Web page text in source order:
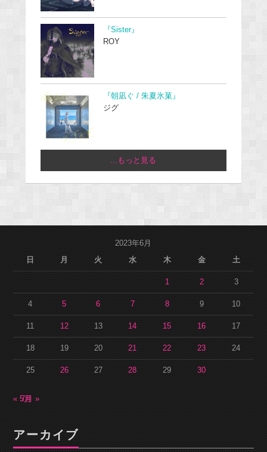
『Sister』
ROY
『朝凪ぐ / 朱夏氷菓』
ジグ
...もっと見る
2023年6月
日
月 火 水 木 金 土
1 2 3
4 5 6 7 8 9 10
11 12 13 14 15 16 17
18 19 20 21 22 23 24
25 26 27 28 29 30
« 5月7月 »
アーカイブ